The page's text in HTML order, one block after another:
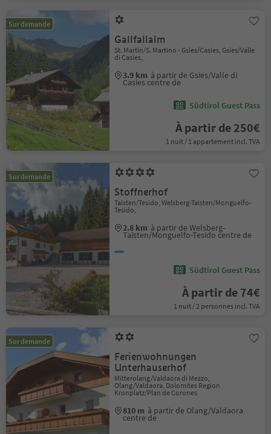
Sur demande
Gallfallalm
St. Martin/S. Martino - Gsies/Casies, Gsies/Valle
di Casies,
3.9 km à partir de Gsies/Valle di
Casies centre de
Südtirol Guest Pass
À partir de 250€
1 nuit / 1 appartement incl. TVA
Sur demande
Stoffnerhof
Taisten/Tesido, Welsberg-Taisten/Monguelfo-
Tesido,
2.8 km à partir de Welsberg-
Taisten/Monguelfo-Tesido centre de
Südtirol Guest Pass
À partir de 74€
1 nuit / 2 personnes incl. TVA
Sur demande
Ferienwohnungen
Unterhauserhof
Mitterolang/Valdaora di Mezzo,
Olang/Valdaora, Dolomites Region
Kronplatz/Plan de Corones
810 m à partir de Olang/Valdaora
centre de